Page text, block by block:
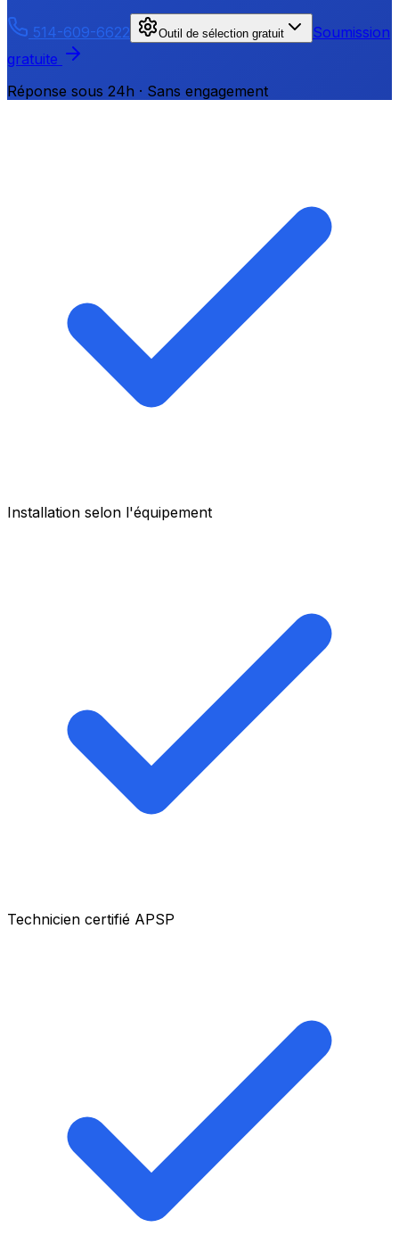
514-609-6622 Outil de sélection gratuit
Soumission
gratuite
Réponse sous 24h · Sans engagement
Installation selon l'équipement
Technicien certifié APSP